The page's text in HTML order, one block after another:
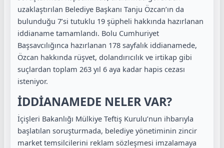
uzaklaştırılan Belediye Başkanı Tanju Özcan’ın da
bulunduğu 7’si tutuklu 19 şüpheli hakkında hazırlanan
iddianame tamamlandı. Bolu Cumhuriyet
Başsavcılığınca hazırlanan 178 sayfalık iddianamede,
Özcan hakkında rüşvet, dolandırıcılık ve irtikap gibi
suçlardan toplam 263 yıl 6 aya kadar hapis cezası
isteniyor.
İDDİANAMEDE NELER VAR?
İçişleri Bakanlığı Mülkiye Teftiş Kurulu’nun ihbarıyla
başlatılan soruşturmada, belediye yönetiminin zincir
market temsilcilerini reklam sözleşmesi imzalamaya